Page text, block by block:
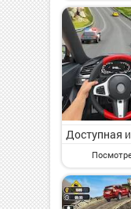
Доступная